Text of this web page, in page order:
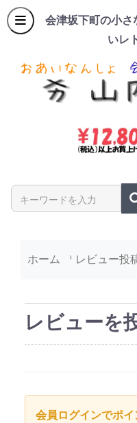
会津坂下町の小
いレ
商品名やキーワードを入
ホーム レビュー投
レビューを
会員ログインでポイ